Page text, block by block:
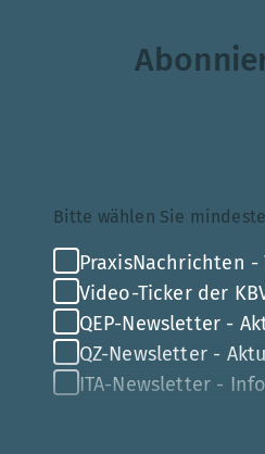
Bitte wählen Sie
PraxisNachrichten
Video-Ticker der
QEP-Newsletter -
QZ-Newsletter -
ITA-Newsletter -